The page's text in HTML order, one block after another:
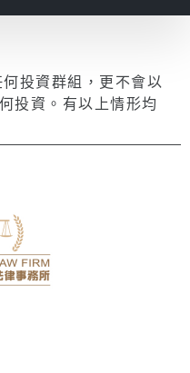
投資群組，更不會以
投資。有以上情形均